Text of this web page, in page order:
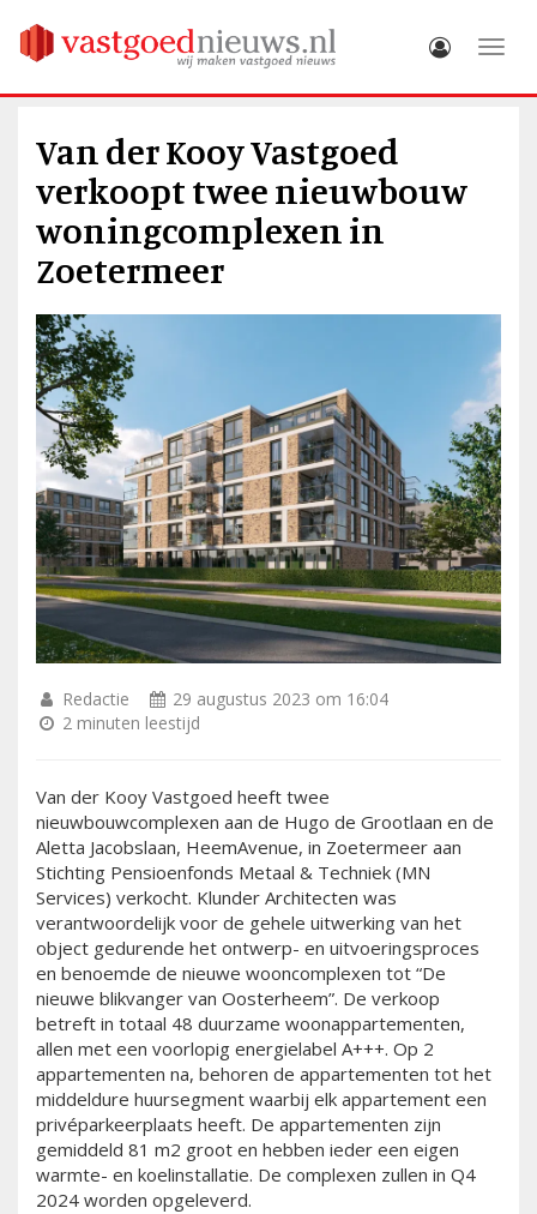
Van der Kooy Vastgoed
verkoopt twee nieuwbouw
woningcomplexen in
Zoetermeer
Redactie
29 augustus 2023 om 16:04
2 minuten leestijd
Van der Kooy Vastgoed heeft twee
nieuwbouwcomplexen aan de Hugo de Grootlaan en de
Aletta Jacobslaan, HeemAvenue, in Zoetermeer aan
Stichting Pensioenfonds Metaal & Techniek (MN
Services) verkocht. Klunder Architecten was
verantwoordelijk voor de gehele uitwerking van het
object gedurende het ontwerp- en uitvoeringsproces
en benoemde de nieuwe wooncomplexen tot “De
nieuwe blikvanger van Oosterheem”. De verkoop
betreft in totaal 48 duurzame woonappartementen,
allen met een voorlopig energielabel A+++. Op 2
appartementen na, behoren de appartementen tot het
middeldure huursegment waarbij elk appartement een
privéparkeerplaats heeft. De appartementen zijn
gemiddeld 81 m2 groot en hebben ieder een eigen
warmte- en koelinstallatie. De complexen zullen in Q4
2024 worden opgeleverd.